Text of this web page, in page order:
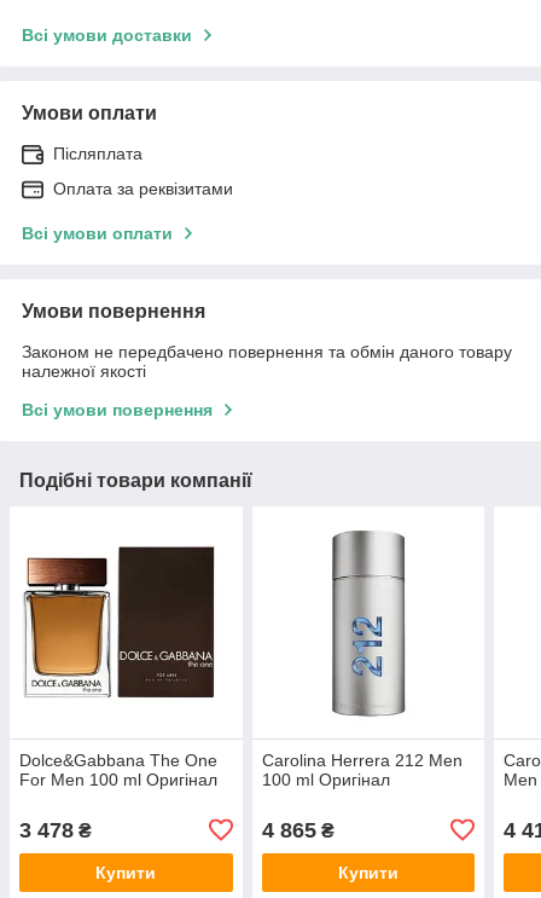
Всі умови доставки
Умови оплати
Післяплата
Оплата за реквізитами
Всі умови оплати
Умови повернення
Законом не передбачено повернення та обмін даного товару
належної якості
Всі умови повернення
Подібні товари компанії
Dolce&Gabbana The One
For Men 100 ml Оригінал
3 478 ₴
Купити
Carolina Herrera 212 Men
100 ml Оригінал
4 865₴
Купити
4